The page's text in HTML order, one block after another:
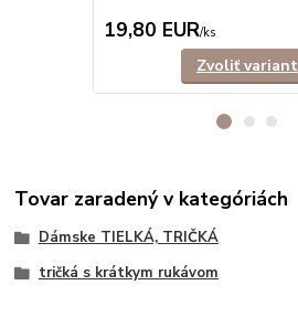
19,80 EUR/ks
Zvoliť variant
Tovar zaradený v kategóriách
Dámske TIELKÁ, TRIČKÁ
tričká s krátkym rukávom